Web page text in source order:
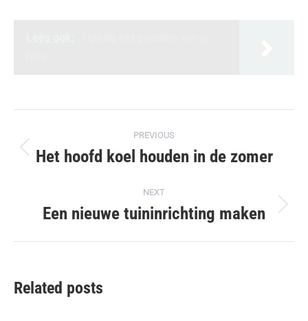
navigation
PREVIOUS
Previous
Het hoofd koel houden in de zomer
NEXT
Next
Een nieuwe tuininrichting maken
Related posts